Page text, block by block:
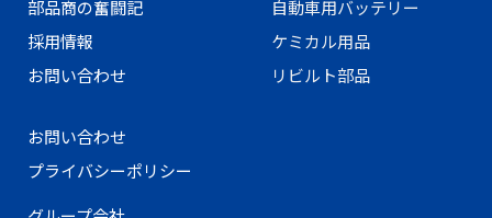
部品商の奮闘記
採用情報
お問い合わせ
自動車用バッテリー
ケミカル用品
リビルト部品
お問い合わせ
プライバシーポリシー